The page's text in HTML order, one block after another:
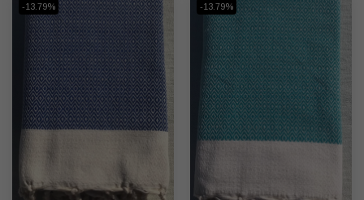
-13.79% -13.79%